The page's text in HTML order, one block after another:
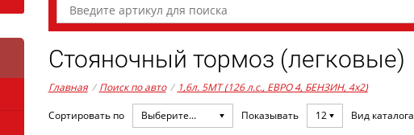
Стояночный тормоз (легковые)
Главная / Поиск по авто / 1,6л. 5MT (126 л.с., ЕВРО 4, БЕНЗИН, 4x2)
Сортировать по Выберите... Показывать 12 Вид каталога